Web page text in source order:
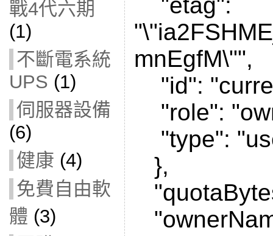
戰4代六期
(1)
不斷電系統
UPS (1)
伺服器設備
(6)
健康 (4)
免費自由軟
體 (3)
"etag":
mnEgfM\"",
"id":
"role":
"type":
},